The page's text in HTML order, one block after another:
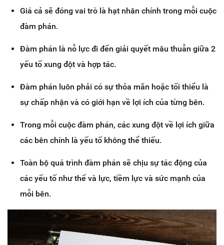
Giá cả sẽ đóng vai trò là hạt nhân chính trong mỗi cuộc
đàm phán.
Đàm phán là nỗ lực đi đến giải quyết mâu thuẫn giữa 2
yếu tố xung đột và hợp tác.
Đàm phán luôn phải có sự thỏa mãn hoặc tối thiểu là
sự chấp nhận và có giới hạn về lợi ích của từng bên.
Trong mỗi cuộc đàm phán, các xung đột về lợi ích giữa
các bên chính là yếu tố không thể thiếu.
Toàn bộ quá trình đàm phán sẽ chịu sự tác động của
các yếu tố như thế và lực, tiềm lực và sức mạnh của
mỗi bên.